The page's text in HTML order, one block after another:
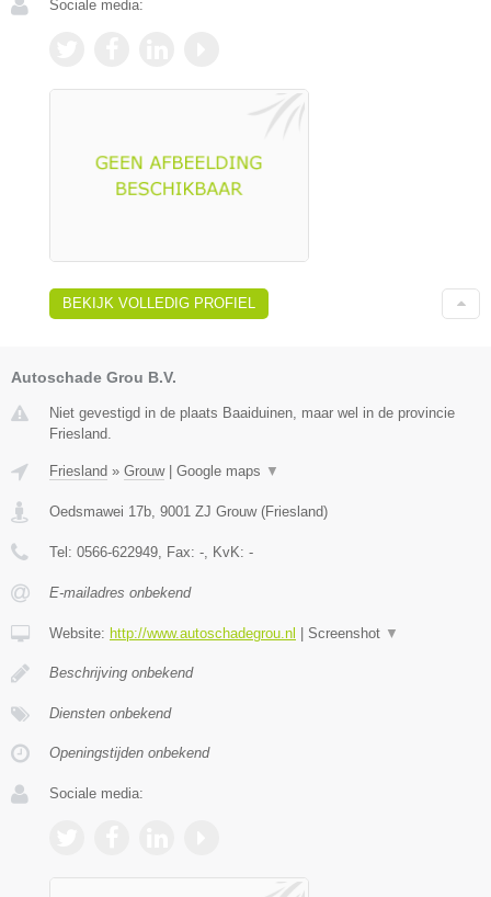
Sociale media:
BEKIJK VOLLEDIG PROFIEL
Autoschade Grou B.V.
Niet gevestigd in de plaats Baaiduinen, maar wel in de provincie
Friesland.
Friesland » Grouw| Google maps ▼
Oedsmawei 17b, 9001 ZJ Grouw(Friesland)
Tel: 0566-622949, Fax: -, KvK: -
E-mailadres onbekend
Website: http://www.autoschadegrou.nl Screenshot ▼
Beschrijving onbekend
Diensten onbekend
Openingstijden onbekend
Sociale media: